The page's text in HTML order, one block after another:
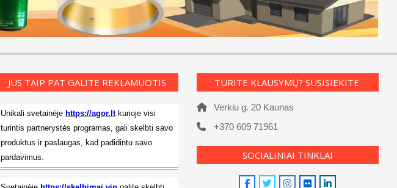
JUS TAIP PAT GALITE REKLAMUOTIS
Unikali svetainėje https://agor.ltkurioje visi
turintis partnerystės programas, gali skelbti savo
produktus ir paslaugas, kad padidintu savo
pardavimus.
TURITE KLAUSYMŲ? SUSISIEKITE.
Verkiu g. 20 Kaunas
+370 609 71961
SOCIALINIAI TINKLAI